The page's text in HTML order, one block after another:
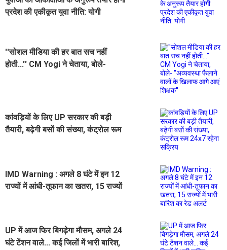
प्रदेश की एकीकृत युवा नीति: योगी
''सोशल मीडिया की हर बात सच नहीं
होती...'' CM Yogi ने चेताया, बोले-
कांवड़ियों के लिए UP सरकार की बड़ी
तैयारी, बढ़ेगी बसों की संख्या, कंट्रोल रूम
IMD Warning : अगले 8 घंटे में इन 12
राज्यों में आंधी-तूफान का खतरा, 15 राज्यों
UP में आज फिर बिगड़ेगा मौसम, अगले 24
घंटे टेंशन वाले... कई जिलों में भारी बारिश,